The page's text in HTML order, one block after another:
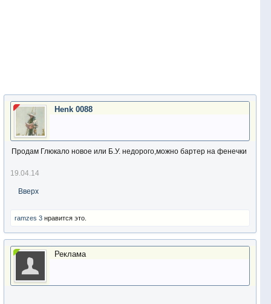
Henk 0088
Продам Глюкало новое или Б.У. недорого,можно бартер на фенечки
19.04.14
Вверх
ramzes 3 нравится это.
Реклама